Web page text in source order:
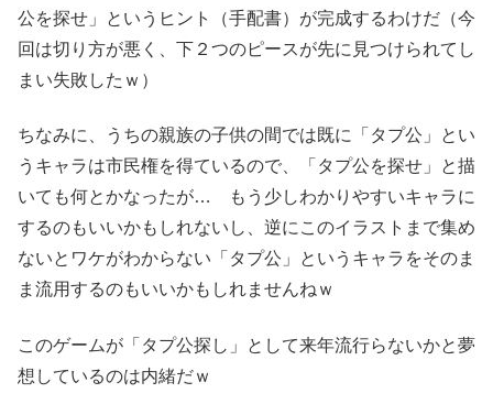
公を探せ」というヒント（手配書）が完成するわけだ（今
回は切り方が悪く、下２つのピースが先に見つけられてし
まい失敗したｗ）
ちなみに、うちの親族の子供の間では既に「タプ公」とい
うキャラは市民権を得ているので、「タプ公を探せ」と描
いても何とかなったが… もう少しわかりやすいキャラに
するのもいいかもしれないし、逆にこのイラストまで集め
ないとワケがわからない「タプ公」というキャラをそのま
ま流用するのもいいかもしれませんねｗ
このゲームが「タプ公探し」として来年流行らないかと夢
想しているのは内緒だｗ